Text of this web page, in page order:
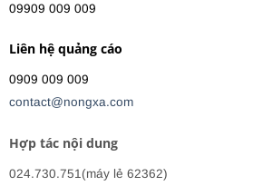
09909 009 009
Liên hệ quảng cáo
0909 009 009
contact@nongxa.com
Hợp tác nội dung
024.730.751(máy lẻ 62362)